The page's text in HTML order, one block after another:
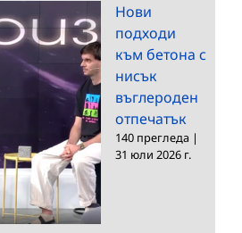
Нови
подходи
към бетона с
нисък
въглероден
отпечатък
140 прегледа |
31 юли 2026 г.